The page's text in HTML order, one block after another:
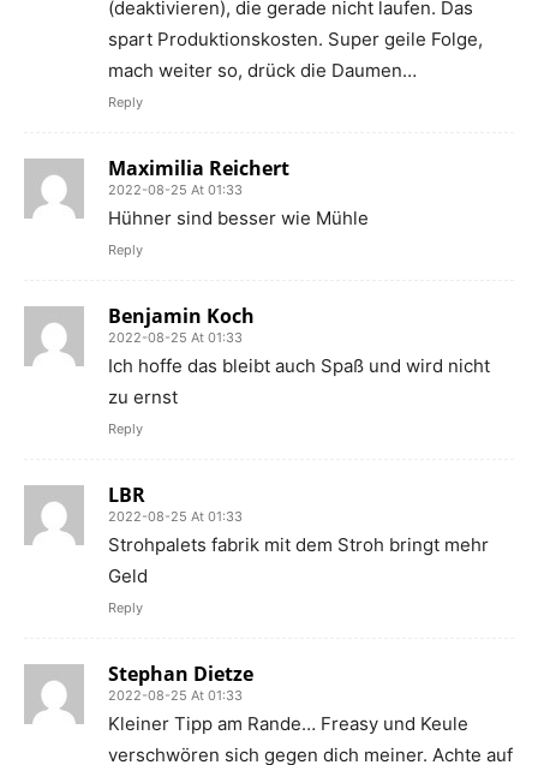
(deaktivieren), die gerade nicht laufen. Das
spart Produktionskosten. Super geile Folge,
mach weiter so, drück die Daumen…
Reply
Maximilia Reichert
2022-08-25 At 01:33
Hühner sind besser wie Mühle
Reply
Benjamin Koch
2022-08-25 At 01:33
Ich hoffe das bleibt auch Spaß und wird nicht
zu ernst
Reply
LBR
2022-08-25 At 01:33
Strohpalets fabrik mit dem Stroh bringt mehr
Geld
Reply
Stephan Dietze
2022-08-25 At 01:33
Kleiner Tipp am Rande… Freasy und Keule
verschwören sich gegen dich meiner. Achte auf